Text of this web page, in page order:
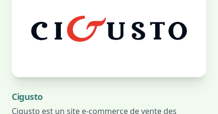
Cigusto
Cigusto est un site e-commerce de vente des